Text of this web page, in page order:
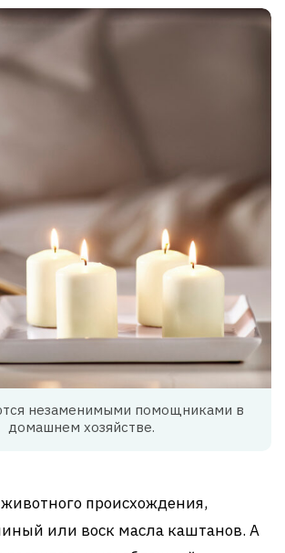
незаменимыми помощниками в
домашнем хозяйстве.
происхождения,
или воск масла каштанов. А